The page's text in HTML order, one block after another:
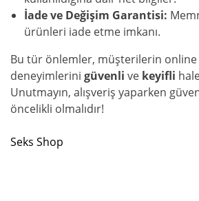
İade ve Değişim Garantisi:
ürünleri iade etme imkanı.
Bu tür önlemler, müşterilerin online
deneyimlerini güvenli ve keyifli
Unutmayın, alışveriş yaparken
öncelikli olmalıdır!
Seks Shop